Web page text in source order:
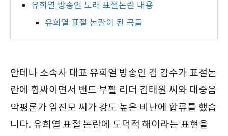
유희열 방송인 노래 표절논란 내용
유희열 표절 논란이 된 곡들
안테나 소속사 대표 유희열 방송인 겸 감수가 표절논
란에 휩싸이면서 밴드 부활 리더 김태원 씨와 대중음
악평론가 임진모 씨가 강도 높은 비난에 합류를 했습
니다. 유희열 표절 논란에 도덕적 해이라는 표현을